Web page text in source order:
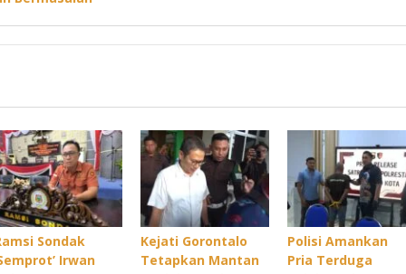
Sondak
Irwan
Kejati Gorontalo
Tetapkan Mantan
Polisi Amankan
Pria Terduga